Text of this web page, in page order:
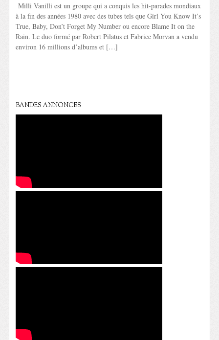
Milli Vanilli est un groupe qui a conquis les hit-parades mondiaux
à la fin des années 1980 avec des tubes tels que Girl You Know It’s
True, Baby, Don’t Forget My Number ou encore Blame It on the
Rain. Le duo formé par Robert Pilatus et Fabrice Morvan a vendu
environ 16 millions d’albums et […]
BANDES ANNONCES